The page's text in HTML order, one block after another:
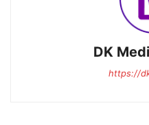
DK
https://